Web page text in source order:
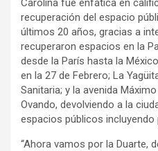
Carolina fue enfática en
recuperación del espacio
últimos 20 años, gracias a
recuperaron espacios en la
desde la París hasta la
en la 27 de Febrero; La
Sanitaria; y la avenida
Ovando, devolviendo a la
espacios públicos incluyendo
“Ahora vamos por la Duarte,